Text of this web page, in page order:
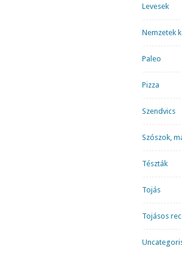
Levesek
Nemzetek
Paleo
Pizza
Szendvics
Szószok,
Tészták
Tojás
Tojásos